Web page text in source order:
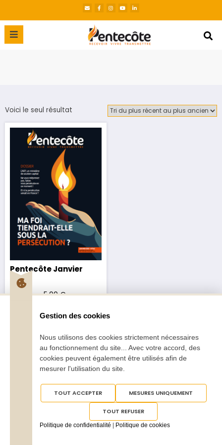
Voici le seul résultat
Pentecôte Janvier
2025
– 5,00€
Gestion des cookies
Nous utilisons des cookies strictement nécessaires
au fonctionnement du site... Avec votre accord, des
cookies peuvent également être utilisés afin de
mesurer l'utilisation du site.
TOUT ACCEPTER MESURES UNIQUEMENT
TOUT REFUSER
Politique de confidentialité Politique de cookies